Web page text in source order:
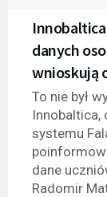
danych
wnioskują
To nie był
Innobaltica,
systemu
dane
Radomir